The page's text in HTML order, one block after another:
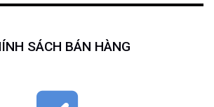
SÁCH BÁN HÀNG